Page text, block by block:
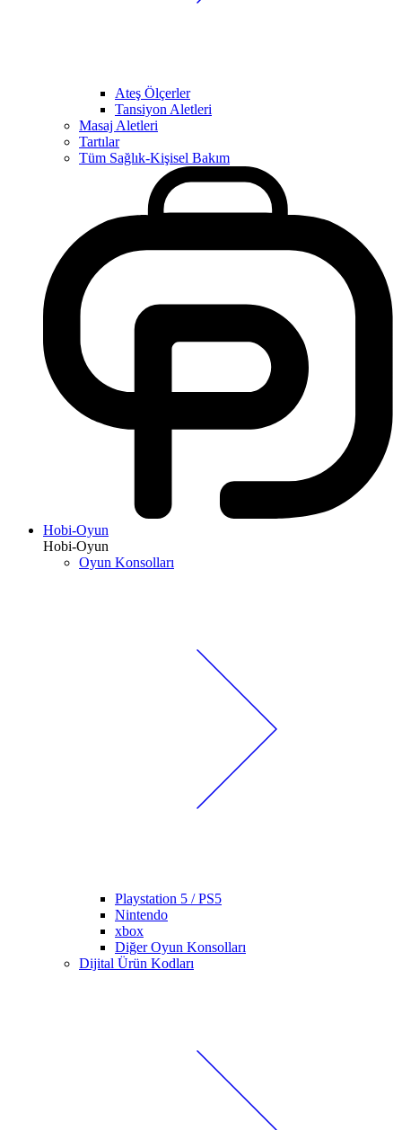
Ateş Ölçerler
Tansiyon Aletleri
Masaj Aletleri
Tartılar
Tüm Sağlık-Kişisel Bakım
Hobi-Oyun
Hobi-Oyun
Oyun Konsolları
Playstation 5 / PS5
Nintendo
xbox
Diğer Oyun Konsolları
Dijital Ürün Kodları